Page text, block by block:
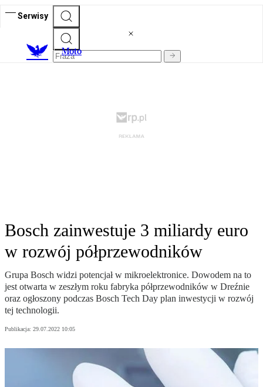
Serwisy
Moto
Bosch zainwestuje 3 miliardy euro
w rozwój półprzewodników
Grupa Bosch widzi potencjał w mikroelektronice. Dowodem na to
jest otwarta w zeszłym roku fabryka półprzewodników w Dreźnie
oraz ogłoszony podczas Bosch Tech Day plan inwestycji w rozwój
tej technologii.
Publikacja: 29.07.2022 10:05